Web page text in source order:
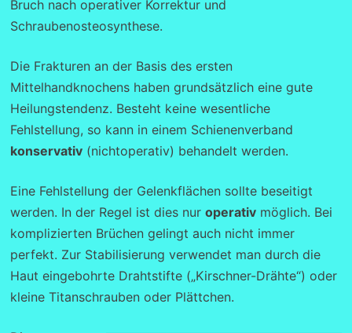
Bruch nach operativer Korrektur und
Schraubenosteosynthese.
Die Frakturen an der Basis des ersten
Mittelhandknochens haben grundsätzlich eine gute
Heilungstendenz. Besteht keine wesentliche
Fehlstellung, so kann in einem Schienenverband
konservativ(nichtoperativ) behandelt werden.
Eine Fehlstellung der Gelenkflächen sollte beseitigt
werden. In der Regel ist dies nur operativmöglich. Bei
komplizierten Brüchen gelingt auch nicht immer
perfekt. Zur Stabilisierung verwendet man durch die
Haut eingebohrte Drahtstifte („Kirschner-Drähte“) oder
kleine Titanschrauben oder Plättchen.